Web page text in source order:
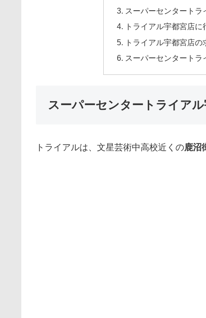
スーパーセンタート
トライアル宇都宮店に
トライアル宇都宮店の
スーパーセンタート
スーパーセンタートライア
トライアルは、文星芸術中高校近くの鹿沼